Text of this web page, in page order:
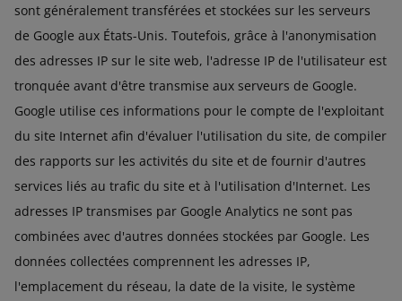
sont généralement transférées et stockées sur les serveurs
de Google aux États-Unis. Toutefois, grâce à l'anonymisation
des adresses IP sur le site web, l'adresse IP de l'utilisateur est
tronquée avant d'être transmise aux serveurs de Google.
Google utilise ces informations pour le compte de l'exploitant
du site Internet afin d'évaluer l'utilisation du site, de compiler
des rapports sur les activités du site et de fournir d'autres
services liés au trafic du site et à l'utilisation d'Internet. Les
adresses IP transmises par Google Analytics ne sont pas
combinées avec d'autres données stockées par Google. Les
données collectées comprennent les adresses IP,
l'emplacement du réseau, la date de la visite, le système